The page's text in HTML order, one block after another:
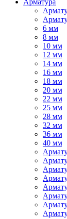
Арматура
6 мм
8 мм
10 мм
12 мм
14 мм
16 мм
18 мм
20 мм
22 мм
25 мм
28 мм
32 мм
36 мм
40 мм